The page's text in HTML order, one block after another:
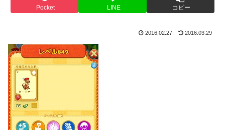
Pocket LINE コピー
2016.02.27 2016.03.29